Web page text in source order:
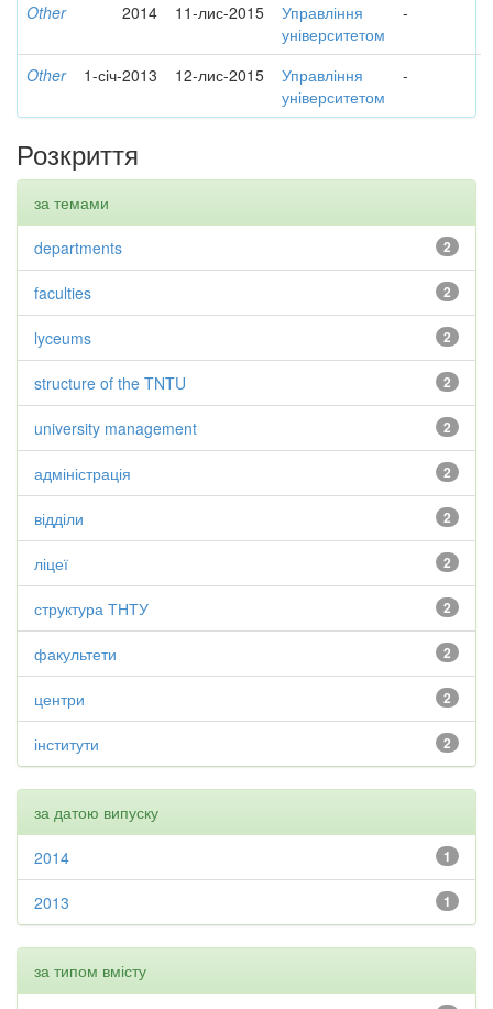
Other 2014 11-лис-2015
Управління
університетом
-
Other 1-січ-2013 12-лис-2015
Управління
університетом
-
Розкриття
за темами
2
departments
2
faculties
2
lyceums
2
structure of the TNTU
2
university management
2
адміністрація
2
відділи
2
ліцеї
2
структура ТНТУ
2
факультети
2
центри
2
інститути
за датою випуску
1
2014
1
2013
за типом вмісту